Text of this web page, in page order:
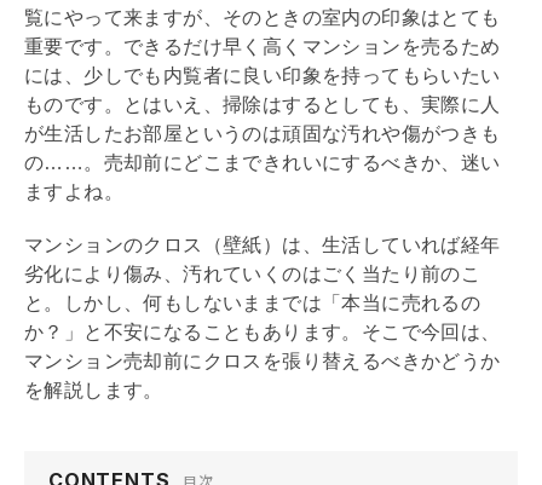
覧にやって来ますが、そのときの室内の印象はとても
重要です。できるだけ早く高くマンションを売るため
には、少しでも 内覧者に良い印象を持ってもらいたい
ものです。とはいえ、掃除はするとしても、実際に人
が生活したお部屋というのは頑固な汚れや傷がつきも
の……。売却前にどこまできれいにするべきか、迷い
ますよね。
マンションのクロス（壁紙）は、生活していれば経年
劣化により傷み、汚れていくのはごく当たり前のこ
と。しかし、何もしないままでは「本当に売れるの
か？」と不安になることもあります。そこで今回は、
マンション売却前にクロスを張り替えるべきかどうか
を解説します。
CONTENTS 目次